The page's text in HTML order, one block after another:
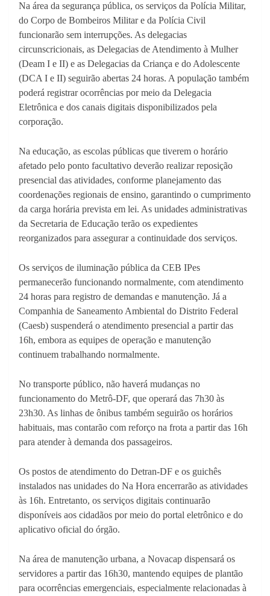
Na área da segurança pública, os serviços da Polícia Militar,
do Corpo de Bombeiros Militar e da Polícia Civil
funcionarão sem interrupções. As delegacias
circunscricionais, as Delegacias de Atendimento à Mulher
(Deam I e II) e as Delegacias da Criança e do Adolescente
(DCA I e II) seguirão abertas 24 horas. A população também
poderá registrar ocorrências por meio da Delegacia
Eletrônica e dos canais digitais disponibilizados pela
corporação.
Na educação, as escolas públicas que tiverem o horário
afetado pelo ponto facultativo deverão realizar reposição
presencial das atividades, conforme planejamento das
coordenações regionais de ensino, garantindo o cumprimento
da carga horária prevista em lei. As unidades administrativas
da Secretaria de Educação terão os expedientes
reorganizados para assegurar a continuidade dos serviços.
Os serviços de iluminação pública da CEB IPes
permanecerão funcionando normalmente, com atendimento
24 horas para registro de demandas e manutenção. Já a
Companhia de Saneamento Ambiental do Distrito Federal
(Caesb) suspenderá o atendimento presencial a partir das
16h, embora as equipes de operação e manutenção
continuem trabalhando normalmente.
No transporte público, não haverá mudanças no
funcionamento do Metrô-DF, que operará das 7h30 às
23h30. As linhas de ônibus também seguirão os horários
habituais, mas contarão com reforço na frota a partir das 16h
para atender à demanda dos passageiros.
Os postos de atendimento do Detran-DF e os guichês
instalados nas unidades do Na Hora encerrarão as atividades
às 16h. Entretanto, os serviços digitais continuarão
disponíveis aos cidadãos por meio do portal eletrônico e do
aplicativo oficial do órgão.
Na área de manutenção urbana, a Novacap dispensará os
servidores a partir das 16h30, mantendo equipes de plantão
para ocorrências emergenciais, especialmente relacionadas à